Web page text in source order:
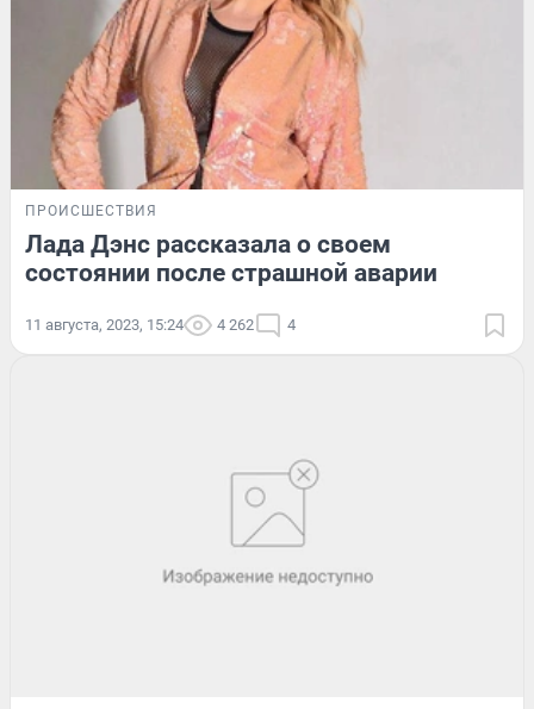
ПРОИСШЕСТВИЯ
Лада Дэнс рассказала о своем
состоянии после страшной аварии
11 августа, 2023, 15:24 4 262 4